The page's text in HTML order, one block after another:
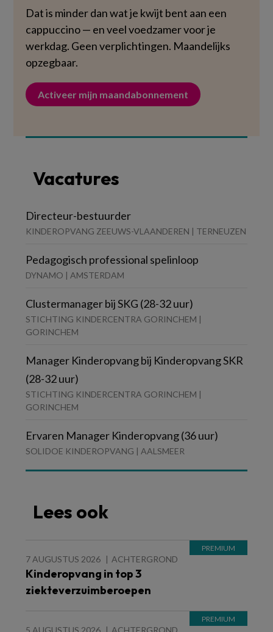
Dat is minder dan wat je kwijt bent aan een
cappuccino — en veel voedzamer voor je
werkdag. Geen verplichtingen. Maandelijks
opzegbaar.
Activeer mijn maandabonnement
Vacatures
Directeur-bestuurder
KINDEROPVANG ZEEUWS-VLAANDEREN | TERNEUZEN
Pedagogisch professional spelinloop
DYNAMO | AMSTERDAM
Clustermanager bij SKG (28-32 uur)
STICHTING KINDERCENTRA GORINCHEM |
GORINCHEM
Manager Kinderopvang bij Kinderopvang SKR
(28-32 uur)
STICHTING KINDERCENTRA GORINCHEM |
GORINCHEM
Ervaren Manager Kinderopvang (36 uur)
SOLIDOE KINDEROPVANG | AALSMEER
Lees ook
7 AUGUSTUS 2026 ACHTERGROND
Kinderopvang in top 3
ziekteverzuimberoepen